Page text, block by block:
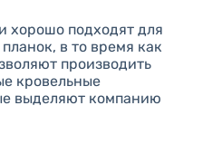
хорошо подходят для
в то время как
производить
кровельные
выделяют компанию